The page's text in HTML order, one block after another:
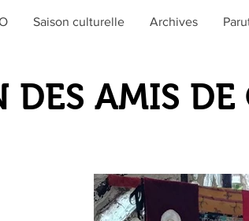
Saison culturelle Archives
DES AMIS